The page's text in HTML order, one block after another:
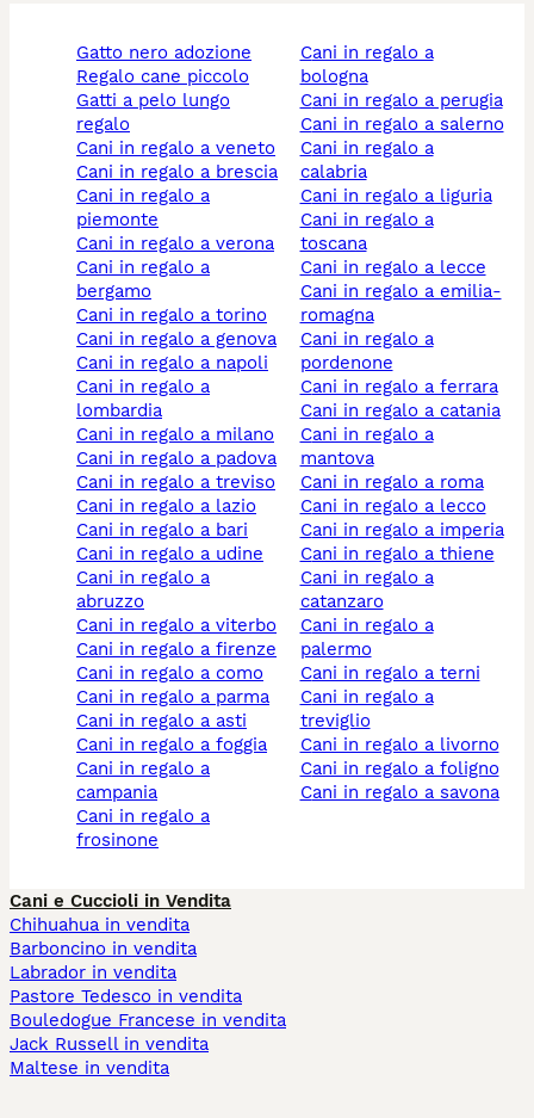
gatto nero adozione
regalo cane piccolo
gatti a pelo lungo
regalo
cani in regalo a veneto
cani in regalo a brescia
cani in regalo a
piemonte
cani in regalo a verona
cani in regalo a
bergamo
cani in regalo a torino
cani in regalo a genova
cani in regalo a napoli
cani in regalo a
lombardia
cani in regalo a milano
cani in regalo a padova
cani in regalo a treviso
cani in regalo a lazio
cani in regalo a bari
cani in regalo a udine
cani in regalo a
abruzzo
cani in regalo a viterbo
cani in regalo a firenze
cani in regalo a como
cani in regalo a parma
cani in regalo a asti
cani in regalo a foggia
cani in regalo a
campania
cani in regalo a
frosinone
cani in regalo a
bologna
cani in regalo a perugia
cani in regalo a salerno
cani in regalo a
calabria
cani in regalo a liguria
cani in regalo a
toscana
cani in regalo a lecce
cani in regalo a emilia-
romagna
cani in regalo a
pordenone
cani in regalo a ferrara
cani in regalo a catania
cani in regalo a
mantova
cani in regalo a roma
cani in regalo a lecco
cani in regalo a imperia
cani in regalo a thiene
cani in regalo a
catanzaro
cani in regalo a
palermo
cani in regalo a terni
cani in regalo a
treviglio
cani in regalo a livorno
cani in regalo a foligno
cani in regalo a savona
Cani e Cuccioli in Vendita
Chihuahua in vendita
Barboncino in vendita
Labrador in vendita
Pastore Tedesco in vendita
Bouledogue Francese in vendita
Jack Russell in vendita
Maltese in vendita